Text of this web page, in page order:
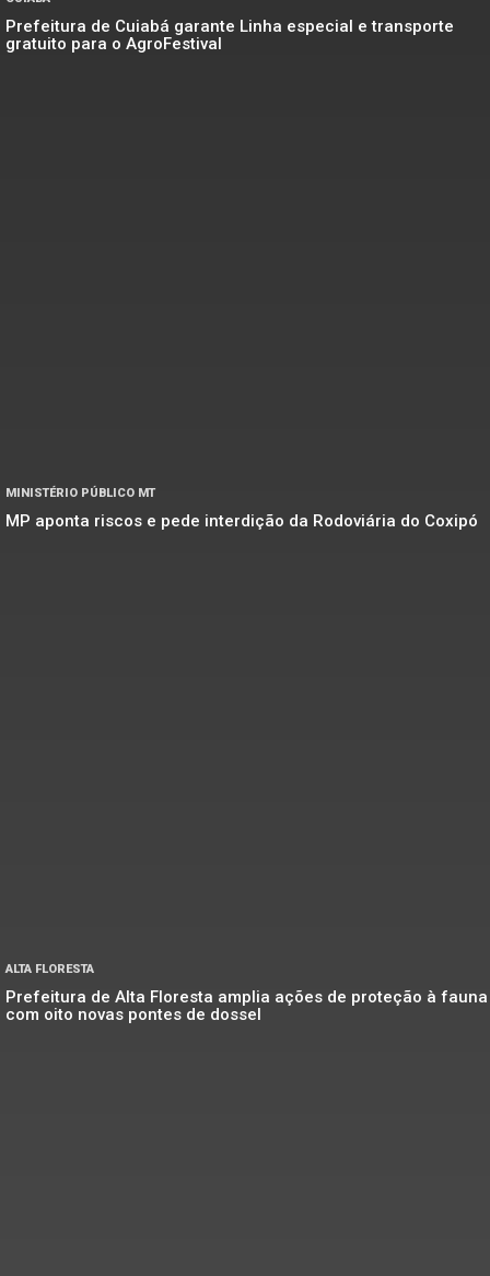
Prefeitura de Cuiabá garante Linha especial e transporte
gratuito para o AgroFestival
MINISTÉRIO PÚBLICO MT
MP aponta riscos e pede interdição da Rodoviária do Coxipó
ALTA FLORESTA
Prefeitura de Alta Floresta amplia ações de proteção à fauna
com oito novas pontes de dossel